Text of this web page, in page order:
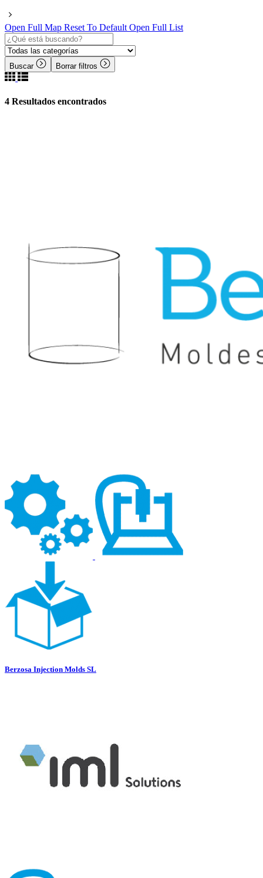
Open Full Map Reset To Default Open Full List
Buscar Borrar filtros
4 Resultados encontrados
Berzosa Injection Molds SL